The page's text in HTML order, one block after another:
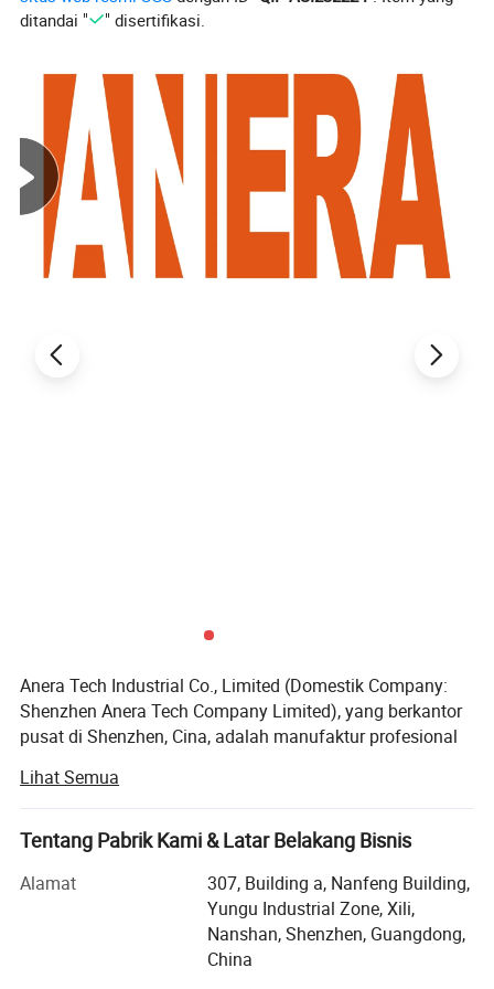
ditandai "
" disertifikasi.
Anera Tech Industrial Co., Limited (Domestik Company:
Shenzhen Anera Tech Company Limited), yang berkantor
pusat di Shenzhen, Cina, adalah manufaktur profesional
aksesoris mobile. Pabrik kami yang berukuran 2, 000
meter persegi dilengkapi empat lini produksi dan alat
berat canggih seperti alat berat pengelasan gelombang
terkomputerisasi. Dengan kemampuan ini, produksi
bulanan kami melebihi 200, 000 unit, 90 persen
diantaranya untuk ekspor, menguntungkan lebih dari 60
konsumen di seluruh dunia. Kami bermitra erat dengan
Lihat Semua
Tentang Pabrik Kami & Latar Belakang Bisnis
Alamat
307, Building a, Nanfeng Building,
Yungu Industrial Zone, Xili,
Nanshan, Shenzhen, Guangdong,
China